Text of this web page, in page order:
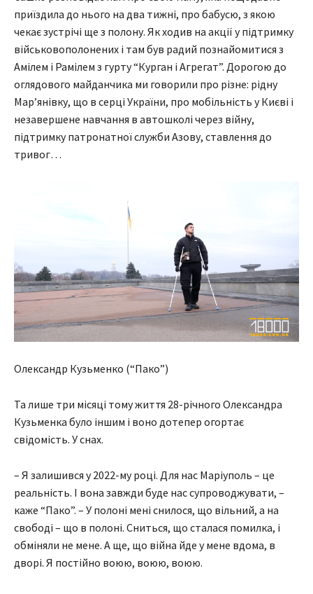
приїздила до нього на два тижні, про бабусю, з якою
чекає зустрічі ще з полону. Як ходив на акції у підтримку
військовополонених і там був радий познайомитися з
Амілем і Рамілем з гурту “Курган і Агрегат”. Дорогою до
оглядового майданчика ми говорили про різне: рідну
Мар’янівку, що в серці України, про мобільність у Києві і
незавершене навчання в автошколі через війну,
підтримку патронатної служби Азову, ставлення до
тривог…
Олександр Кузьменко (“Пако”)
Та лише три місяці тому життя 28-річного Олександра
Кузьменка було іншим і воно дотепер огортає
свідомість. У снах.
– Я залишився у 2022-му році. Для нас Маріуполь – це
реальність. І вона завжди буде нас супроводжувати, –
каже “Пако”. – У полоні мені снилося, що вільний, а на
свободі – що в полоні. Сниться, що сталася помилка, і
обміняли не мене. А ще, що війна йде у мене вдома, в
дворі. Я постійно воюю, воюю, воюю.